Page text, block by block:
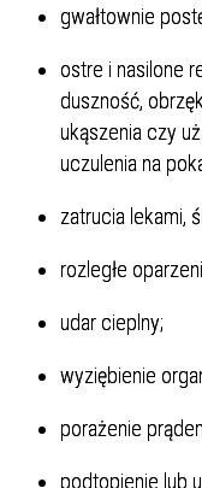
gwałtownie
ostre i nasilone
duszność,
ukąszenia czy
uczulenia na
zatrucia lekami,
rozległe
udar cieplny;
wyziębienie
porażenie
podtopienie lub